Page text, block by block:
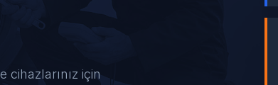
için